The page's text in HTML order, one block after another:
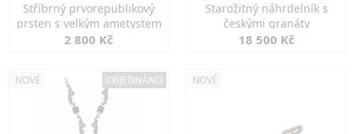
Stříbrný prvorepublikový
prsten s velkým ametystem
2 800 Kč
Starožitný náhrdelník s
českými granáty
18 500 Kč
NOVÉ OBJEDNÁNO NOVÉ